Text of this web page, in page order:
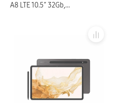
A8 LTE 10.5″ 32Gb,